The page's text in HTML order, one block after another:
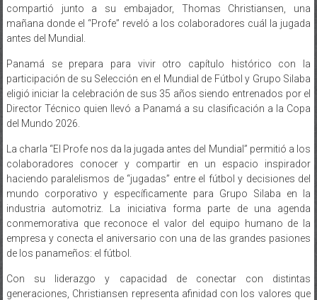
compartió junto a su embajador, Thomas Christiansen, una
mañana donde el “Profe” reveló a los colaboradores cuál la jugada
antes del Mundial.
Panamá se prepara para vivir otro capítulo histórico con la
participación de su Selección en el Mundial de Fútbol y Grupo Silaba
eligió iniciar la celebración de sus 35 años siendo entrenados por el
Director Técnico quien llevó a Panamá a su clasificación a la Copa
del Mundo 2026.
La charla “El Profe nos da la jugada antes del Mundial” permitió a los
colaboradores conocer y compartir en un espacio inspirador
haciendo paralelismos de “jugadas” entre el fútbol y decisiones del
mundo corporativo y específicamente para Grupo Silaba en la
industria automotriz. La iniciativa forma parte de una agenda
conmemorativa que reconoce el valor del equipo humano de la
empresa y conecta el aniversario con una de las grandes pasiones
de los panameños: el fútbol.
Con su liderazgo y capacidad de conectar con distintas
generaciones, Christiansen representa afinidad con los valores que